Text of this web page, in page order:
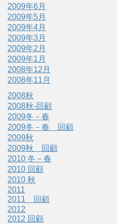
2009年6月
2009年5月
2009年4月
2009年3月
2009年2月
2009年1月
2008年12月
2008年11月
2008秋
2008秋-回顧
2009冬－春
2009冬－春 回顧
2009秋
2009秋 回顧
2010 冬－春
2010 回顧
2010 秋
2011
2011 回顧
2012
2012 回顧